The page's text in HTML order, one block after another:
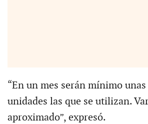
“En un mes serán mínimo unas
unidades las que se utilizan.
aproximado”, expresó.